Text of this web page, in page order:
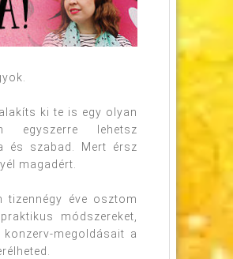
ki te is egy olyan
egyszerre lehetsz
és szabad. Mert érsz
magadért.
tizennégy éve osztom
módszereket,
megoldásait a